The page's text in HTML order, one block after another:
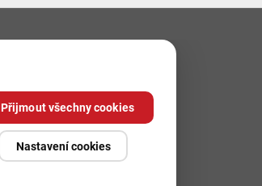
Nastavení cookies
Přijmout všechny cookies